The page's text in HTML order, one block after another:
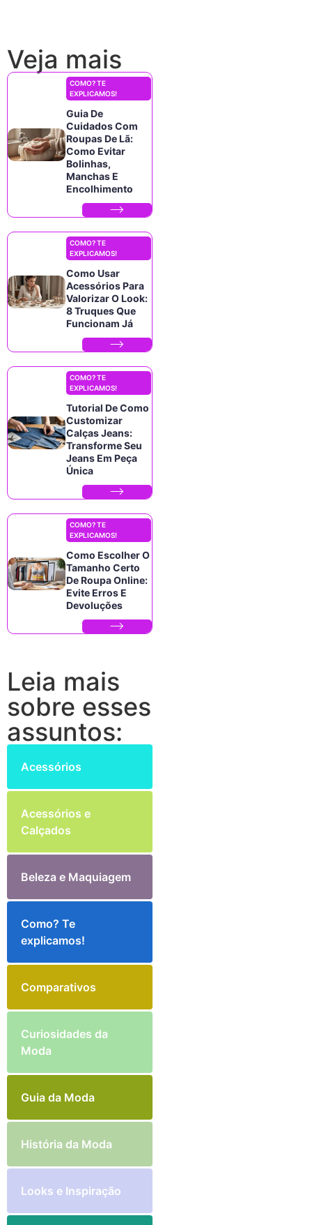
Veja mais
COMO? TE
EXPLICAMOS!
Guia De
Cuidados Com
Roupas De Lã:
Como Evitar
Bolinhas,
Manchas E
Encolhimento
COMO? TE
EXPLICAMOS!
Como Usar
Acessórios Para
Valorizar O Look:
8 Truques Que
Funcionam Já
COMO? TE
EXPLICAMOS!
Tutorial De Como
Customizar
Calças Jeans:
Transforme Seu
Jeans Em Peça
Única
COMO? TE
EXPLICAMOS!
Como Escolher O
Tamanho Certo
De Roupa Online:
Evite Erros E
Devoluções
Leia mais
sobre esses
assuntos:
Acessórios
Acessórios e
Calçados
Beleza e Maquiagem
Como? Te
explicamos!
Comparativos
Curiosidades da
Moda
Guia da Moda
História da Moda
Looks e Inspiração